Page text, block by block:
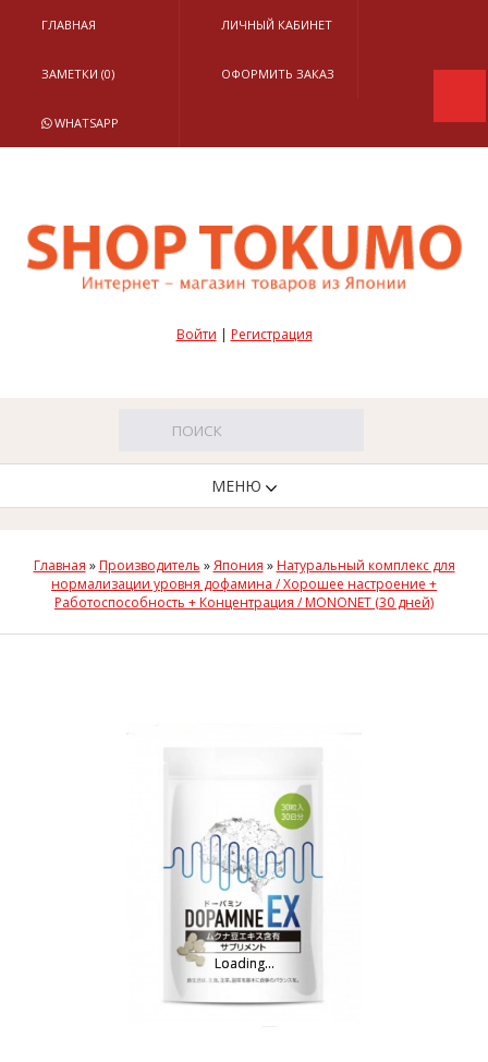
ГЛАВНАЯ ЛИЧНЫЙ КАБИНЕТ
ЗАМЕТКИ (0) ОФОРМИТЬ ЗАКАЗ
WHATSAPP
Войти | Регистрация
МЕНЮ
Главная » Производитель »Япония » Натуральный комплекс для
нормализации уровня дофамина / Хорошее настроение +
Работоспособность + Концентрация / MONONET (30 дней)
Loading...
Loading...